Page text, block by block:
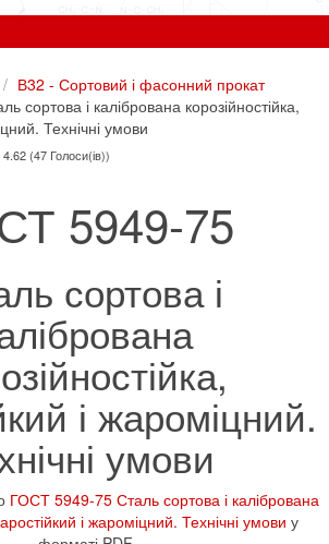
В32 - Сортовий і фасонний прокат
сортова і калібрована корозійностійка,
Технічні умови
4.62 (47 Голоси(ів))
5949-75
сортова і
і жароміцний.
умови
ГОСТ 5949-75 Сталь сортова і калібрована
і жароміцний. Технічні умови у